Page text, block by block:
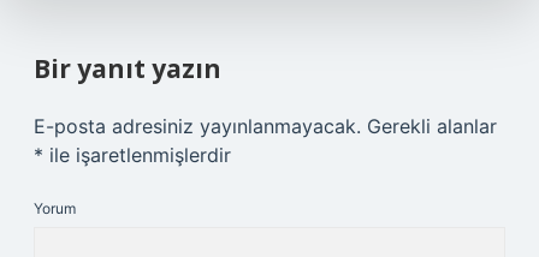
Bir yanıt yazın
E-posta adresiniz yayınlanmayacak. Gerekli alanlar
* ile işaretlenmişlerdir
Yorum